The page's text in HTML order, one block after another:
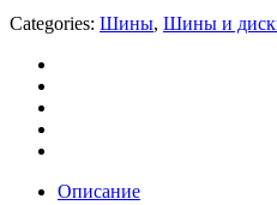
Categories: Шины, Шины и
Описание